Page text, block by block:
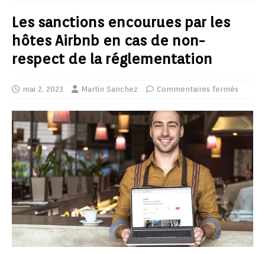
Les sanctions encourues par les
hôtes Airbnb en cas de non-
respect de la réglementation
mai 2, 2023 Martin Sanchez Commentaires fermés